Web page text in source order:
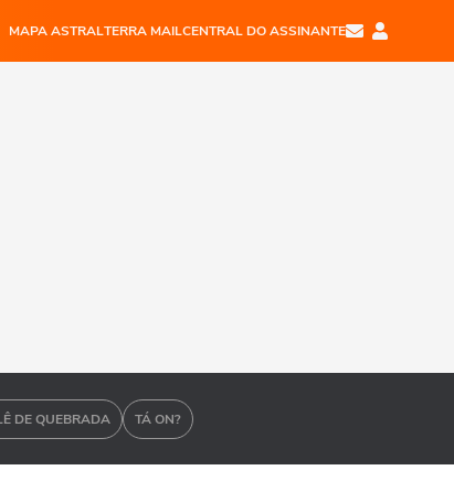
MAPA ASTRALTERRA MAILCENTRAL DO ASSINANTE
DE QUEBRADA TÁ ON?